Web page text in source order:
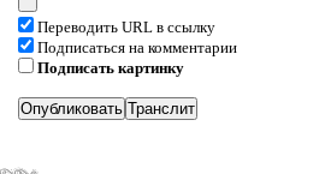
Переводить URL в ссылку
Подписаться на комментарии
Подписать картинку